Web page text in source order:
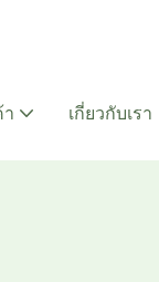
เกี่ยวกับเรา